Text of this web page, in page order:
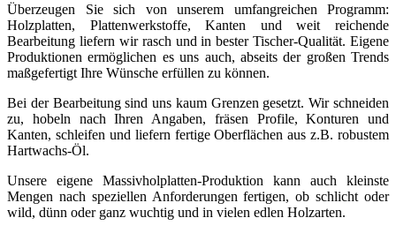
Überzeugen Sie sich von unserem umfangreichen Programm:
Holzplatten, Plattenwerkstoffe, Kanten und weit reichende
Bearbeitung liefern wir rasch und in bester Tischer-Qualität. Eigene
Produktionen ermöglichen es uns auch, abseits der großen Trends
maßgefertigt Ihre Wünsche erfüllen zu können.
Bei der Bearbeitung sind uns kaum Grenzen gesetzt. Wir schneiden
zu, hobeln nach Ihren Angaben, fräsen Profile, Konturen und
Kanten, schleifen und liefern fertige Oberflächen aus z.B. robustem
Hartwachs-Öl.
Unsere eigene Massivholplatten-Produktion kann auch kleinste
Mengen nach speziellen Anforderungen fertigen, ob schlicht oder
wild, dünn oder ganz wuchtig und in vielen edlen Holzarten.